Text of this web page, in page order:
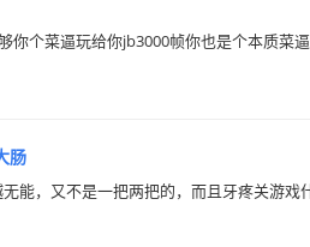
你个菜逼玩给你jb3000帧你也是个本质菜逼
肠
能，又不是一把两把的，而且牙疼关游戏